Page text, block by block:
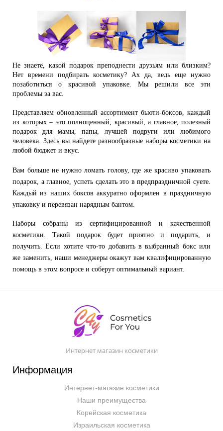
Не знаете, какой подарок преподнести друзьям или близким?
Нет времени подбирать косметику? Ах да, ведь еще нужно
позаботиться о красивой упаковке. Мы решили все эти
проблемы за вас.
Представляем обновленный ассортимент бьюти-боксов, каждый
из которых – это полноценный, красивый, а главное, полезный
подарок для мамы, папы, лучшей подруги или любимого
человека. Здесь вы найдете разнообразные наборы косметики на
любой бюджет и вкус.
Вам больше не нужно ломать голову, где же красиво упаковать
подарок, а главное, успеть сделать это в предпраздничной суете.
Каждый из наших боксов аккуратно оформлен в праздничную
упаковку и перевязан нарядным бантом.
Наборы собраны из сертифицированной и качественной
косметики. Такой подарок будет приятно и подарить, и
получить. Если хотите что-то добавить в выбранный бокс или
же заменить, наши менеджеры окажут вам квалифицированную
помощь в этом вопросе и соберут оптимальный вариант.
Интернет магазин косметики
Информация
Интернет-магазин косметики
Наши преимущества
Корейская косметика
Израильская косметика